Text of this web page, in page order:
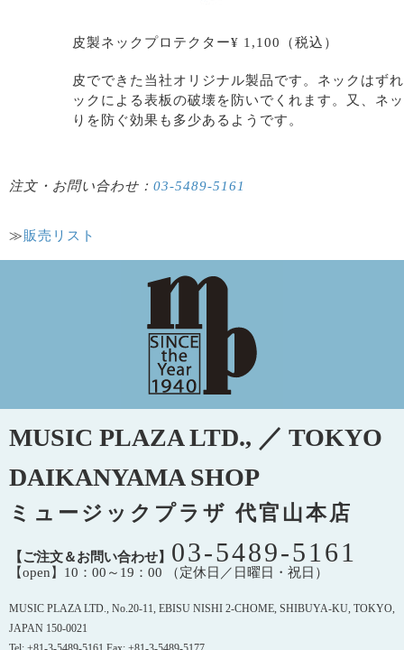
皮製ネックプロテクター¥ 1,100（税込）
皮でできた当社オリジナル製品です。ネックはず
ックによる表板の破壊を防いでくれます。又、ネ
りを防ぐ効果も多少あるようです。
注文・お問い合わせ： 03-5489-5161
≫販売リスト
MUSIC PLAZA LTD., ／ TOKYO
DAIKANYAMA SHOP
ミュージックプラザ 代官山本店
【ご注文＆お問い合わせ】 03-5489-5161
【open】10：00～19：00 （定休日／日曜日・祝日）
MUSIC PLAZA LTD., No.20-11, EBISU NISHI 2-CHOME, SHIBUYA-KU, TOKYO,
JAPAN 150-0021